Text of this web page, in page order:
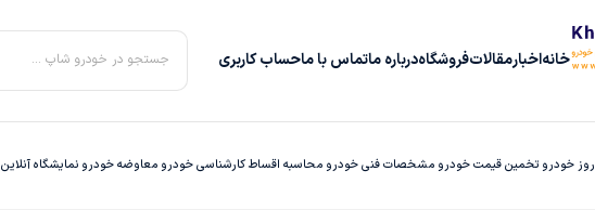
خانهاخبارمقالاتفروشگاهدرباره‌ ماتماس با ماحساب کاربری جستجو در خودرو شاپ ...
خودرو تخمین قیمت خودرو مشخصات فنی خودرو محاسبه اقساطکارشناسی خودرو معاوضه خودرو نمایشگاه آنلاین